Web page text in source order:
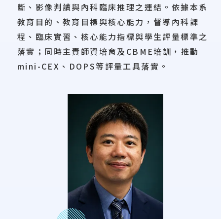
斷、影像判讀與內科臨床推理之連結。依據本系
教育目的、教育目標與核心能力，督導內科課
程、臨床實習、核心能力指標與學生評量標準之
落實；同時主責師資培育及CBME培訓，推動
mini-CEX、DOPS等評量工具落實。